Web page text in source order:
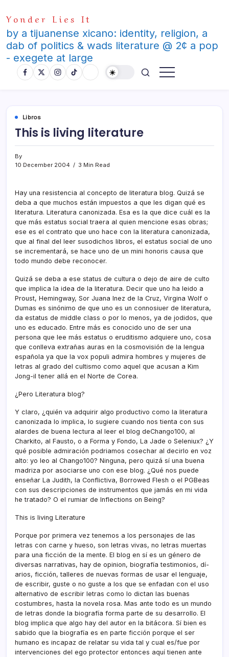
to
content
Yonder Lies It
by a tijuanense xicano: identity, religion, a
dab of politics & wads literature @ 2¢ a pop
- exegete at large
Libros
This is living literature
By
10 December 2004
3 Min Read
Hay una resistencia al concepto de literatura blog. Quizá se
deba a que muchos están impuestos a que les digan qué es
literatura. Literatura canonizada. Esa es la que dice cuál es la
que más estatus social traera al quien mencione esas obras;
ese es el contrato que uno hace con la literatura canonizada,
que al final del leer susodichos libros, el estatus social de uno
se incrementará, se hace uno de un mini honoris causa que
todo mundo debe reconocer.
Quizá se deba a ese status de cultura o dejo de aire de culto
que implica la idea de la literatura. Decir que uno ha leido a
Proust, Hemingway, Sor Juana Inez de la Cruz, Virgina Wolf o
Dumas es sinónimo de que uno es un connosiuer de literatura,
da estatus de middle class o por lo menos, ya de jodidos, que
uno es educado. Entre más es conocido uno de ser una
persona que lee más estatus o eruditismo adquiere uno, cosa
que conlleva extrañas auras en la cosmovisión de la lengua
española ya que la vox populi admira hombres y mujeres de
letras al grado del cultismo como aquel que acusan a Kim
Jong-il tener allá en el Norte de Corea.
¿Pero Literatura blog?
Y claro, ¿quién va adquirir algo productivo como la literatura
canonizada lo implica, lo sugiere cuando nos tienta con sus
alardes de buena lectura al leer el blog deChango100, al
Charkito, al Fausto, o a Forma y Fondo, La Jade o Seleniux? ¿Y
qué posible admiración podriamos cosechar al decirlo en voz
alto: yo leo al Chango100? Ninguna, pero quizá sí­ una buena
madriza por asociarse uno con ese blog. ¿Qué nos puede
enseñar La Judith, la Conflictiva, Borrowed Flesh o el PGBeas
con sus descripciones de instrumentos que jamás en mi vida
he tratado? O el rumiar de Inflections on Being?
This is living Literature
Porque por primera vez tenemos a los personajes de las
letras con carne y hueso, son letras vivas, no letras muertas
para una ficción de la mente. El blog en sí­ es un género de
diversas narrativas, hay de opinion, biografí­a testimonios, dí­
arios, ficción, talleres de nuevas formas de usar el lenguaje,
de escribir, guste o no guste a los que se enfadan con el uso
alternativo de escribir letras como lo dictan las buenas
costumbres, hasta la novela rosa. Mas ante todo es un mundo
de letras donde la biografí­a forma parte de su desarrollo. El
blog implica que algo hay del autor en la bitácora. Sí­ bien es
sabido que la biografí­a es en parte ficción porque el ser
humano es incapaz de relatar su vida tal y cual es/fue por
intervenciones del ego protector entonces aquí­ tienen ante